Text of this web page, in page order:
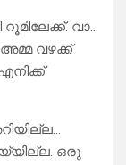
വാ…
വഴക്ക്
ഒരു